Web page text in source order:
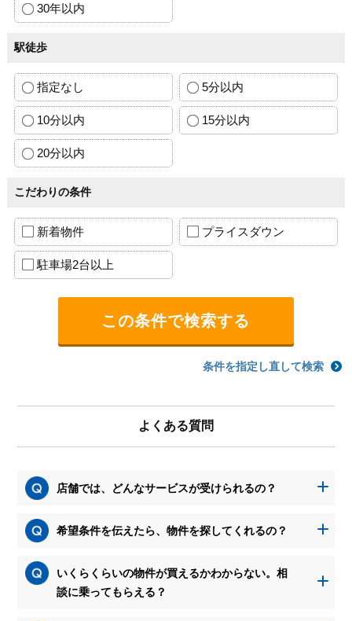
30年以内
駅徒歩
指定なし 5分以内
10分以内 15分以内
20分以内
こだわりの条件
新着物件 プライスダウン
駐車場2台以上
条件を指定し直して検索
よくある質問
店舗では、どんなサービスが受けられるの？
希望条件を伝えたら、物件を探してくれるの？
いくらくらいの物件が買えるかわからない。相
談に乗ってもらえる？